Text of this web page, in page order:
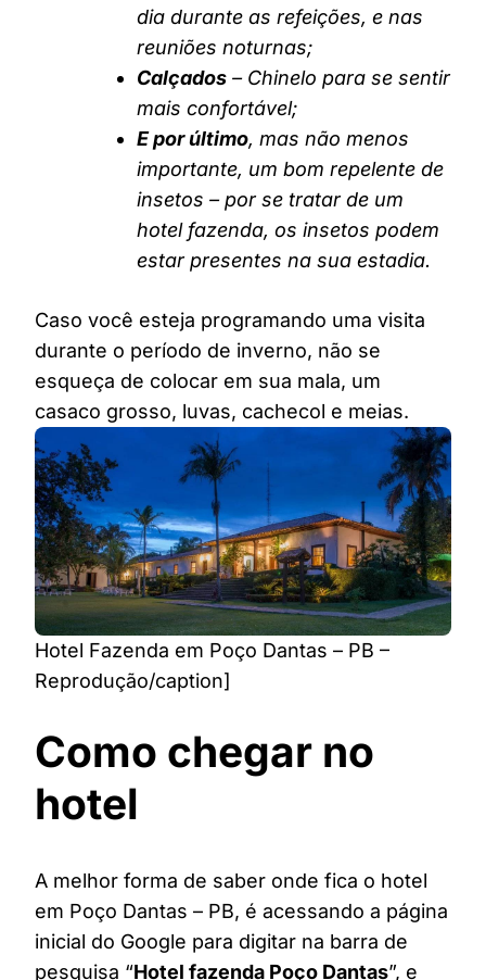
dia durante as refeições, e nas
reuniões noturnas;
Calçados – Chinelo para se sentir
mais confortável;
E por último, mas não menos
importante, um bom repelente de
insetos – por se tratar de um
hotel fazenda, os insetos podem
estar presentes na sua estadia.
Caso você esteja programando uma visita
durante o período de inverno, não se
esqueça de colocar em sua mala, um
casaco grosso, luvas, cachecol e meias.
Hotel Fazenda em Poço Dantas – PB –
Reprodução/caption]
Como chegar no
hotel
A melhor forma de saber onde fica o hotel
em Poço Dantas – PB, é acessando a página
inicial do Google para digitar na barra de
pesquisa “Hotel fazenda Poço Dantas”, e